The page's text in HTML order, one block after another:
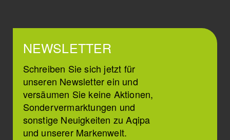
NEWSLETTER
Schreiben Sie sich jetzt für
unseren Newsletter ein und
versäumen Sie keine Aktionen,
Sondervermarktungen und
sonstige Neuigkeiten zu Aqipa
und unserer Markenwelt.